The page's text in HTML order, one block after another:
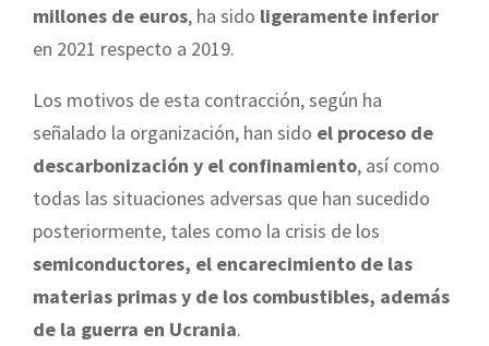
millones de euros, ha sido ligeramente inferior
en 2021 respecto a 2019.
Los motivos de esta contracción, según ha
señalado la organización, han sido el proceso de
descarbonización y el confinamiento, así como
todas las situaciones adversas que han sucedido
posteriormente, tales como la crisis de los
semiconductores, el encarecimiento de las
materias primas y de los combustibles, además
de la guerra en Ucrania.